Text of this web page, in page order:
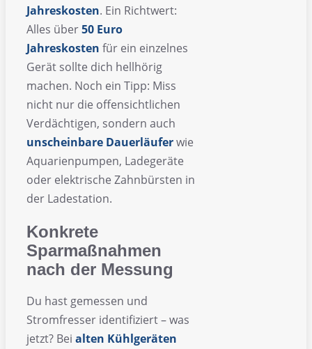
Jahreskosten. Ein Richtwert:
Alles über50 Euro
Jahreskosten für ein einzelnes
Gerät sollte dich hellhörig
machen. Noch ein Tipp: Miss
nicht nur die offensichtlichen
Verdächtigen, sondern auch
unscheinbare Dauerläuferwie
Aquarienpumpen, Ladegeräte
oder elektrische Zahnbürsten in
der Ladestation.
Konkrete
Sparmaßnahmen
nach der Messung
Du hast gemessen und
Stromfresser identifiziert – was
jetzt? Bei alten Kühlgeräten